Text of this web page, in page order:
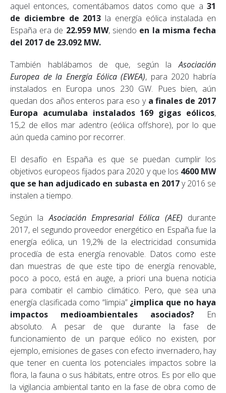
aquel entonces, comentábamos datos como que a 31
de diciembre de 2013 la energía eólica instalada en
España era de 22.959 MW, siendo en la misma fecha
del 2017 de 23.092 MW.
También hablábamos de que, según laAsociación
Europea de la Energía Eólica (EWEA), para 2020 habría
instalados en Europa unos 230 GW. Pues bien, aún
quedan dos años enteros para eso y a finales de 2017
Europa acumulaba instalados 169 gigas eólicos,
15,2 de ellos mar adentro (eólica offshore), por lo que
aún queda camino por recorrer.
El desafío en España es que se puedan cumplir los
objetivos europeos fijados para 2020 y que los 4600 MW
que se han adjudicado en subasta en 2017y 2016 se
instalen a tiempo.
Según laAsociación Empresarial Eólica (AEE) durante
2017, el segundo proveedor energético en España fue la
energía eólica, un 19,2% de la electricidad consumida
procedía de esta energía renovable. Datos como este
dan muestras de que este tipo de energía renovable,
poco a poco, está en auge, a priori una buena noticia
para combatir el cambio climático. Pero, que sea una
energía clasificada como “limpia” ¿implica que no haya
impactos medioambientales asociados? En
absoluto. A pesar de que durante la fase de
funcionamiento de un parque eólico no existen, por
ejemplo, emisiones de gases con efecto invernadero, hay
que tener en cuenta los potenciales impactos sobre la
flora, la fauna o sus hábitats, entre otros. Es por ello que
la vigilancia ambiental tanto en la fase de obra como de